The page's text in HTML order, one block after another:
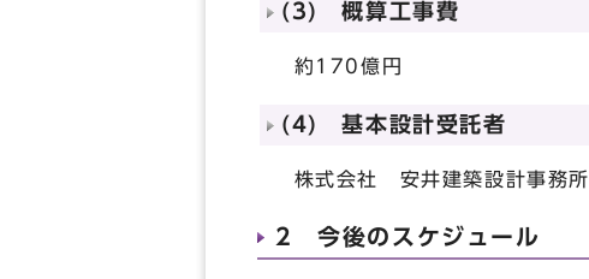
(3) 概算工事費
約170億円
(4) 基本設計受託者
株式会社 安井建築設計事務所
2 今後のスケジュール